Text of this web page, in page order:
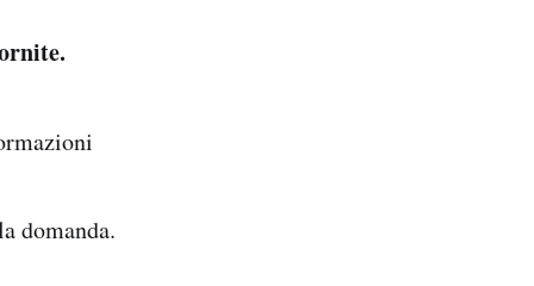
domanda.